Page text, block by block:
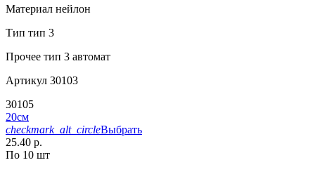
Материал нейлон
Тип тип 3
Прочее тип 3 автомат
Артикул 30103
30105
20см
checkmark_alt_circleВыбрать
25.40 р.
По 10 шт